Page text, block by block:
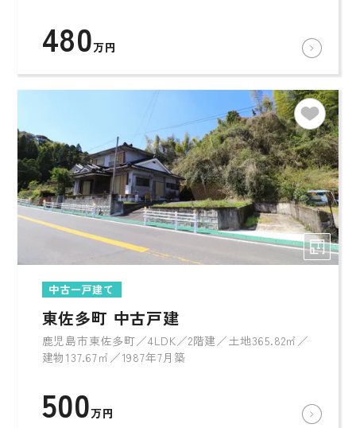
480万円
中古一戸建て
東佐多町 中古戸建
鹿児島市東佐多町／4LDK／2階建／土地365.82㎡／
建物137.67㎡／1987年7月築
500万円